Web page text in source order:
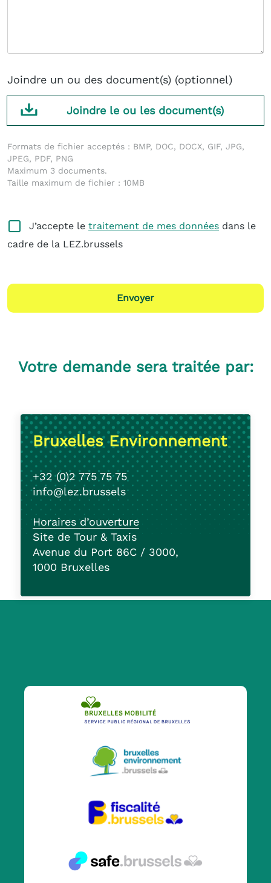
Joindre un ou des document(s) (optionnel)
Joindre le ou les document(s)
Formats de fichier acceptés : BMP, DOC, DOCX, GIF, JPG,
JPEG, PDF, PNG
Maximum 3 documents.
Taille maximum de fichier : 10MB
J’accepte le traitement de mes données dans le
cadre de la LEZ.brussels
Envoyer
Votre demande sera traitée par:
Bruxelles Environnement
+32 (0)2 775 75 75
info@lez.brussels
Horaires d’ouverture
Site de Tour & Taxis
Avenue du Port 86C / 3000,
1000 Bruxelles